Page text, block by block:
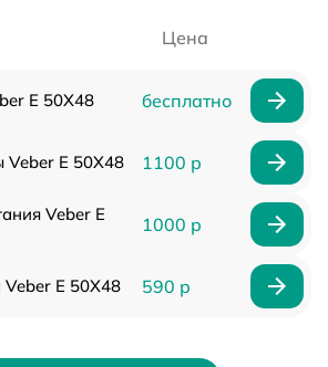
Цена
E 50X48 бесплатно
E 50X48 1100 р
Veber E
1000 р
E 50X48 590 р